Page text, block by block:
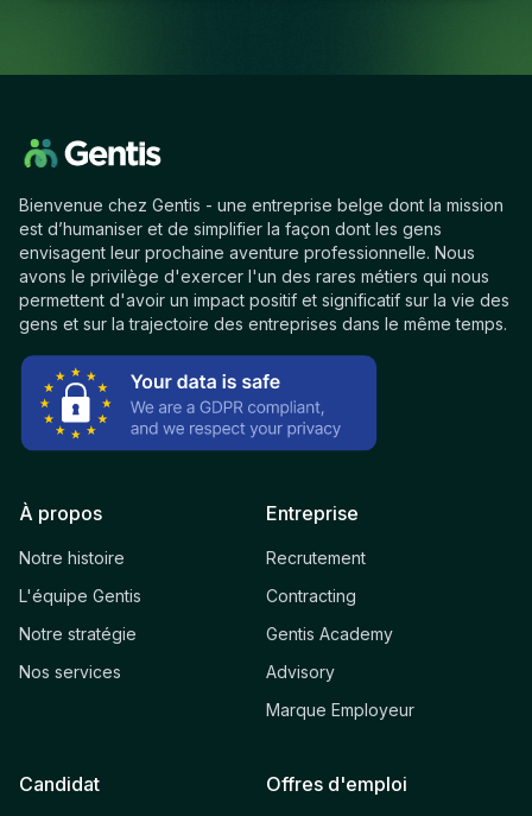
Bienvenue chez Gentis - une entreprise belge dont la mission
est d’humaniser et de simplifier la façon dont les gens
envisagent leur prochaine aventure professionnelle. Nous
avons le privilège d'exercer l'un des rares métiers qui nous
permettent d'avoir un impact positif et significatif sur la vie des
gens et sur la trajectoire des entreprises dans le même temps.
À propos
Notre histoire
L'équipe Gentis
Notre stratégie
Nos services
Entreprise
Recrutement
Contracting
Gentis Academy
Advisory
Marque Employeur
Candidat
Offres d'emploi